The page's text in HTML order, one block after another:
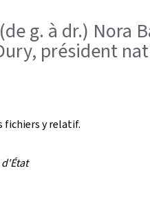
g. à dr.) Nora
président
fichiers y relatif.